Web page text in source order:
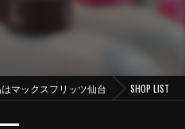
マックスフリッツ仙台 SHOP LIST